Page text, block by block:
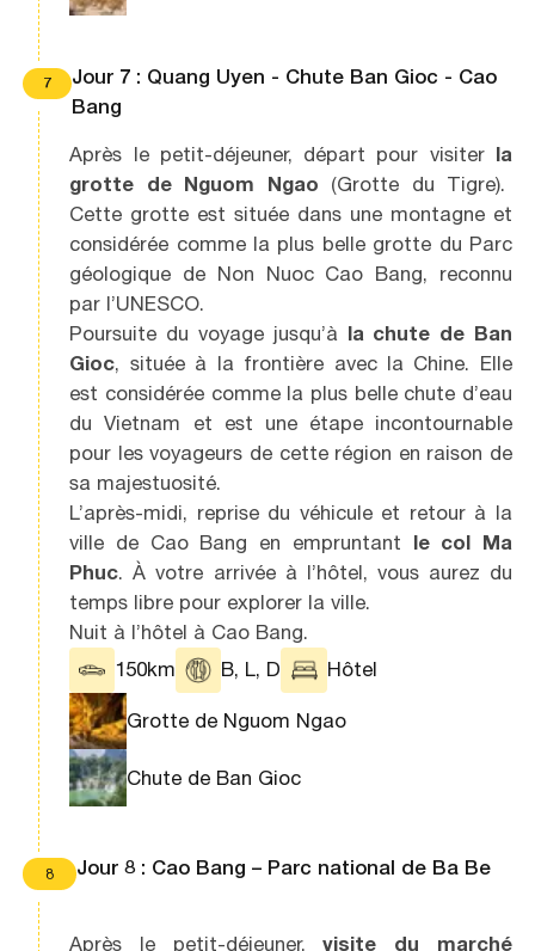
7
Jour 7 : Quang Uyen - Chute Ban Gioc - Cao
Bang
Après le petit-déjeuner, départ pour visiter la
grotte de Nguom Ngao (Grotte du Tigre).
Cette grotte est située dans une montagne et
considérée comme la plus belle grotte du Parc
géologique de Non Nuoc Cao Bang, reconnu
par l’UNESCO.
Poursuite du voyage jusqu’à la chute de Ban
Gioc, située à la frontière avec la Chine. Elle
est considérée comme la plus belle chute d’eau
du Vietnam et est une étape incontournable
pour les voyageurs de cette région en raison de
sa majestuosité.
L’après-midi, reprise du véhicule et retour à la
ville de Cao Bang en empruntant le col Ma
Phuc. À votre arrivée à l’hôtel, vous aurez du
temps libre pour explorer la ville.
Nuit à l’hôtel à Cao Bang.
150km
B, L, D Hôtel
Grotte de Nguom Ngao
Chute de Ban Gioc
8 Jour 8 : Cao Bang – Parc national de Ba Be
Après le petit-déjeuner,visite du marché